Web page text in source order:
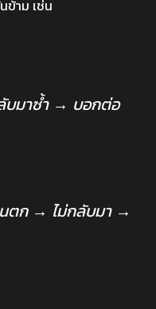
ข้าม เช่น
มาซ้ำ → บอกต่อ
ตก → ไม่กลับมา →